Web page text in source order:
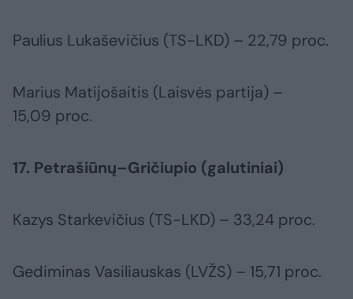
Paulius Lukaševičius (TS-LKD) – 22,79 proc.
Marius Matijošaitis (Laisvės partija) –
15,09 proc.
17. Petrašiūnų–Gričiupio (galutiniai)
Kazys Starkevičius (TS-LKD) – 33,24 proc.
Gediminas Vasiliauskas (LVŽS) – 15,71 proc.